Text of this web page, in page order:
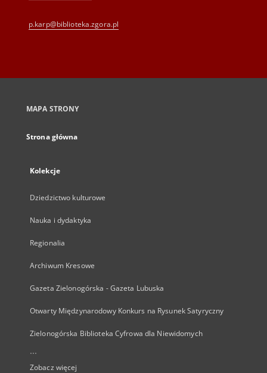
p.karp@biblioteka.zgora.pl
MAPA STRONY
Strona główna
Kolekcje
Dziedzictwo kulturowe
Nauka i dydaktyka
Regionalia
Archiwum Kresowe
Gazeta Zielonogórska - Gazeta Lubuska
Otwarty Międzynarodowy Konkurs na Rysunek Satyryczny
Zielonogórska Biblioteka Cyfrowa dla Niewidomych
...
Zobacz więcej